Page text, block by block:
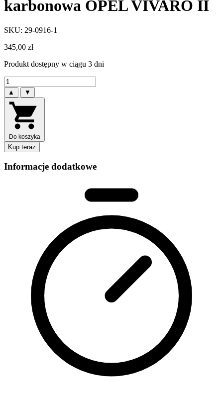
karbonowa OPEL VIVARO II
SKU: 29-0916-1
345,00 zł
Produkt dostępny w ciągu 3 dni
▲ ▼
Do koszyka
Kup teraz
Informacje dodatkowe